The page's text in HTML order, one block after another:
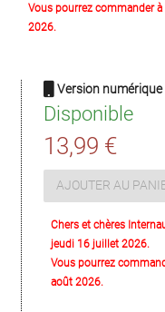
Vous pourrez commander
2026.
Version numérique
Disponible
13,99 €
AJOUTER AU
Chers et chères
jeudi 16 juillet 2026.
Vous pourrez
août 2026.